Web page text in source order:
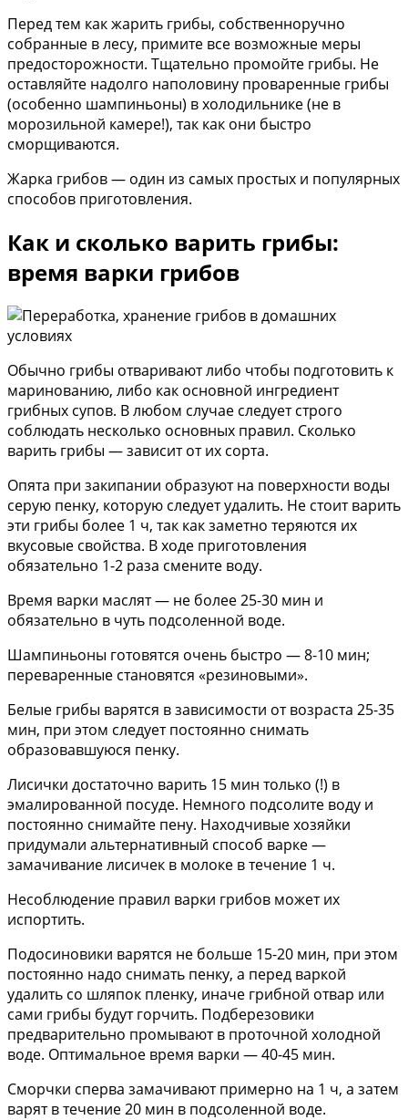
Перед тем как жарить грибы, собственноручно
собранные в лесу, примите все возможные меры
предосторожности. Тщательно промойте грибы. Не
оставляйте надолго наполовину проваренные грибы
(особенно шампиньоны) в холодильнике (не в
морозильной камере!), так как они быстро
сморщиваются.
Жарка грибов — один из самых простых и популярных
способов приготовления.
Как и сколько варить грибы:
время варки грибов
Обычно грибы отваривают либо чтобы подготовить к
маринованию, либо как основной ингредиент
грибных супов. В любом случае следует строго
соблюдать несколько основных правил. Сколько
варить грибы — зависит от их сорта.
Опята при закипании образуют на поверхности воды
серую пенку, которую следует удалить. Не стоит варить
эти грибы более 1 ч, так как заметно теряются их
вкусовые свойства. В ходе приготовления
обязательно 1-2 раза смените воду.
Время варки маслят — не более 25-30 мин и
обязательно в чуть подсоленной воде.
Шампиньоны готовятся очень быстро — 8-10 мин;
переваренные становятся «резиновыми».
Белые грибы варятся в зависимости от возраста 25-35
мин, при этом следует постоянно снимать
образовавшуюся пенку.
Лисички достаточно варить 15 мин только (!) в
эмалированной посуде. Немного подсолите воду и
постоянно снимайте пену. Находчивые хозяйки
придумали альтернативный способ варке —
замачивание лисичек в молоке в течение 1 ч.
Несоблюдение правил варки грибов может их
испортить.
Подосиновики варятся не больше 15-20 мин, при этом
постоянно надо снимать пенку, а перед варкой
удалить со шляпок пленку, иначе грибной отвар или
сами грибы будут горчить. Подберезовики
предварительно промывают в проточной холодной
воде. Оптимальное время варки — 40-45 мин.
Сморчки сперва замачивают примерно на 1 ч, а затем
варят в течение 20 мин в подсоленной воде.